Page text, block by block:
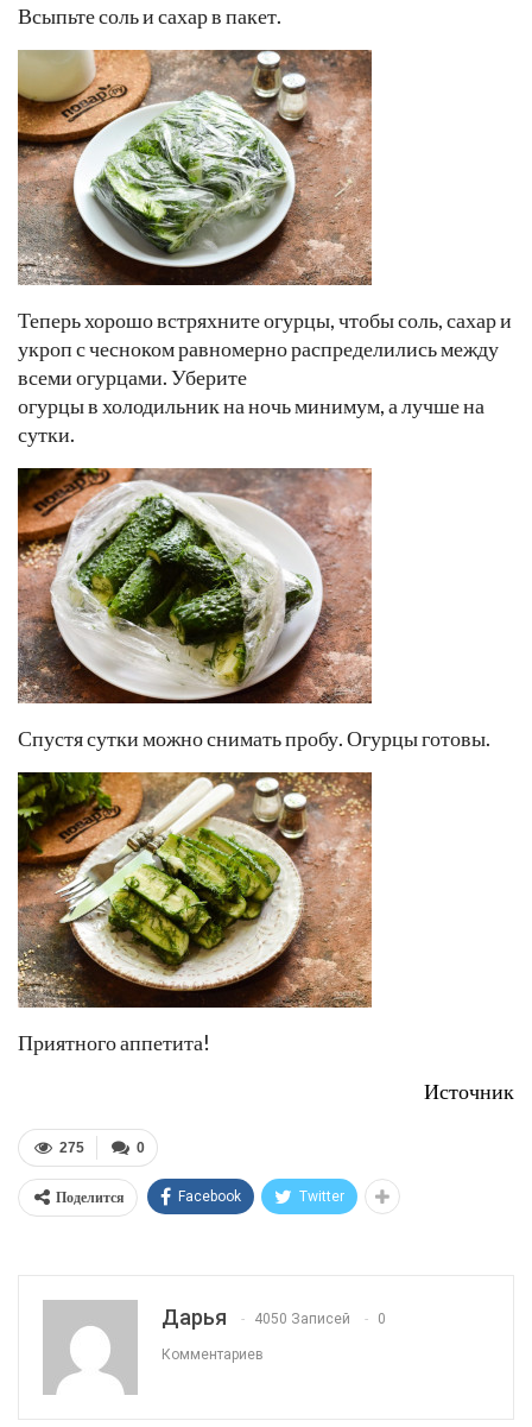
Всыпьте соль и сахар в пакет.
Теперь хорошо встряхните огурцы, чтобы соль, сахар и
укроп с чесноком равномерно распределились между
всеми огурцами. Уберите
огурцы в холодильник на ночь минимум, а лучше на
сутки.
Спустя сутки можно снимать пробу. Огурцы готовы.
Приятного аппетита!
Источник
0
275
Поделится Facebook Twitter
Дарья 4050 Записей 0
Комментариев